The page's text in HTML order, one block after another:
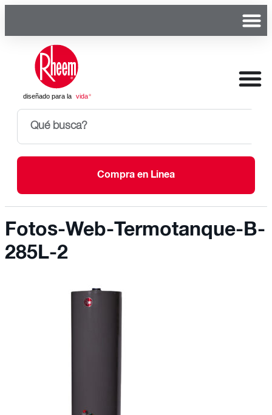
Compra en Linea
Fotos-Web-Termotanque-B-
285L-2